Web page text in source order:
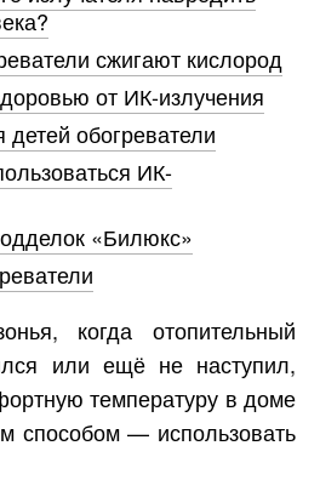
сжигают кислород
от ИК-излучения
обогреватели
ИК-
«Билюкс»
когда отопительный
или ещё не наступил,
температуру в доме
способом — использовать